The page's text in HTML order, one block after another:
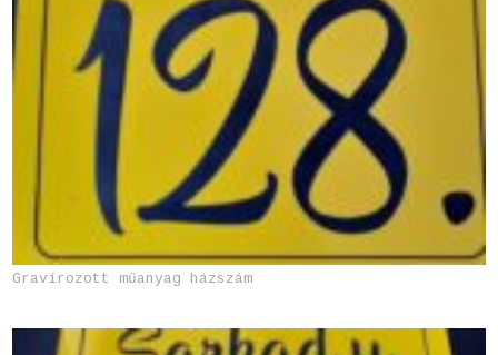
Gravírozott műanyag házszám